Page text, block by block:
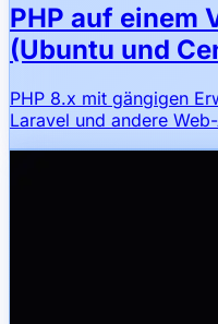
PHP auf einem
(Ubuntu und
PHP 8.x mit gängigen
Laravel und andere